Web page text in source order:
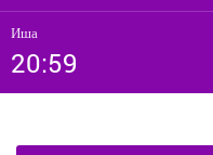
Иша
20:59